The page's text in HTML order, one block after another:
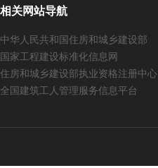
相关网站导航
中华人民共和国住房和城乡建设部
国家工程建设标准化信息网
住房和城乡建设部执业资格注册中心
全国建筑工人管理服务信息平台